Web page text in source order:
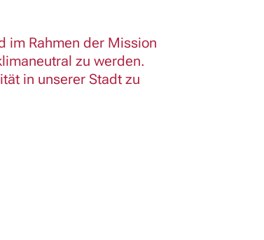
im Rahmen der Mission
zu werden.
in unserer Stadt zu